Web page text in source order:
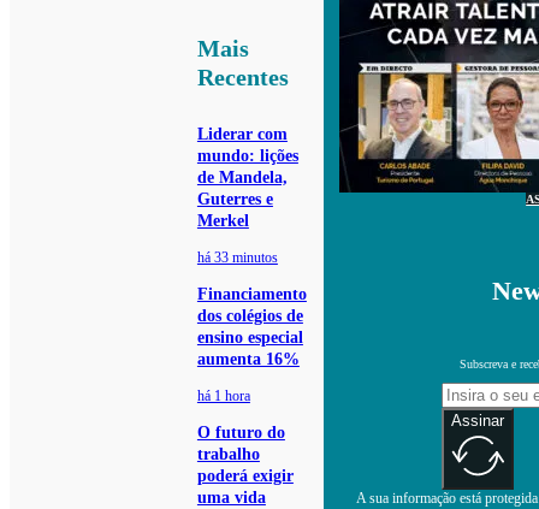
Mais
Recentes
Liderar com
mundo: lições
de Mandela,
Guterres e
Merkel
há 33 minutos
Financiamento
dos colégios de
ensino especial
aumenta 16%
há 1 hora
O futuro do
trabalho
poderá exigir
uma vida
Subscreva e
Assinar
A sua informação está